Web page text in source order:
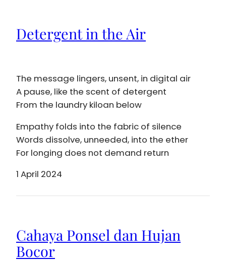
Detergent in the Air
The message lingers, unsent, in digital air
A pause, like the scent of detergent
From the laundry kiloan below
Empathy folds into the fabric of silence
Words dissolve, unneeded, into the ether
For longing does not demand return
1 April 2024
Cahaya Ponsel dan Hujan
Bocor